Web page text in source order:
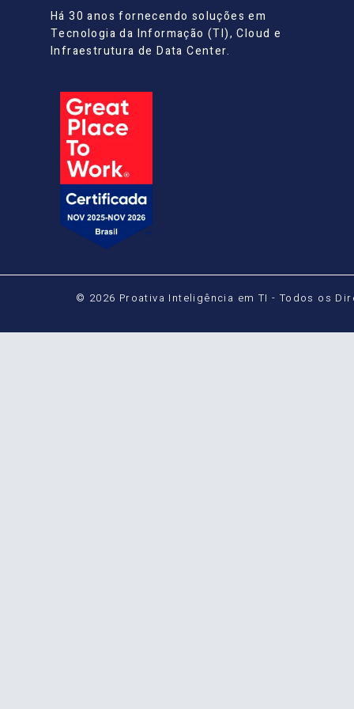
Há 30 anos fornecendo soluções em
Tecnologia da Informação (TI), Cloud e
Infraestrutura de Data Center.
© 2026 Proativa Inteligência em TI - Todos os